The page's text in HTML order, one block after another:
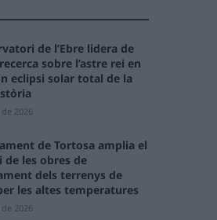
de l’Ebre lidera de
sobre l’astre rei en
eclipsi solar total de la
2026
de Tortosa amplia el
les obres de
dels terrenys de
les altes temperatures
2026